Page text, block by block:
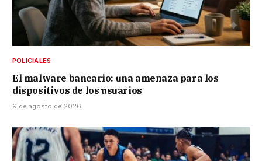
POLICIALES
El malware bancario: una amenaza para los
dispositivos de los usuarios
9 de agosto de 2026